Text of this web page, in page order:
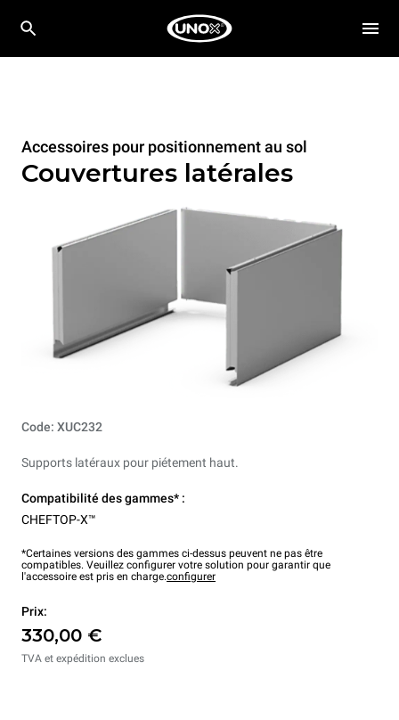
Accessoires pour positionnement au sol
Couvertures latérales
Code: XUC232
Supports latéraux pour piétement haut.
Compatibilité des gammes* :
CHEFTOP-X™
*Certaines versions des gammes ci-dessus peuvent ne pas être
compatibles. Veuillez configurer votre solution pour garantir que
l'accessoire est pris en charge.configurer
Prix:
330,00 €
TVA et expédition exclues